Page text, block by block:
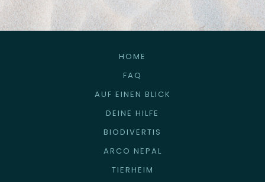
HOME
FAQ
AUF EINEN BLICK
DEINE HILFE
BIODIVERTIS
ARCO NEPAL
TIERHEIM